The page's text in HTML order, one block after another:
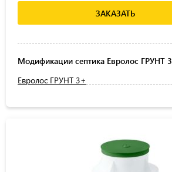
ЗАКАЗАТЬ
Модификации септика Евролос ГРУНТ 3
Евролос ГРУНТ 3+